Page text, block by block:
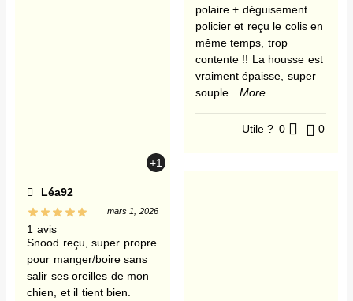
+1
Léa92
1 avis
mars 1, 2026
Snood reçu, super propre
pour manger/boire sans
salir ses oreilles de mon
chien, et il tient bien.
polaire + déguisement
policier et reçu le colis en
même temps, trop
contente !! La housse est
vraiment épaisse, super
souple
...More
Utile ? 0 0